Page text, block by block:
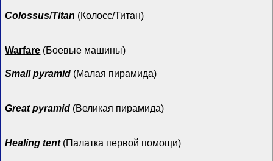
Colossus/Titan (Колосс/Титан)
Warfare (Боевые машины)
Small pyramid (Малая пирамида)
Great pyramid (Великая пирамида)
Healing tent(Палатка первой помощи)